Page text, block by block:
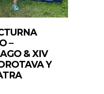
–
& XIV
Y